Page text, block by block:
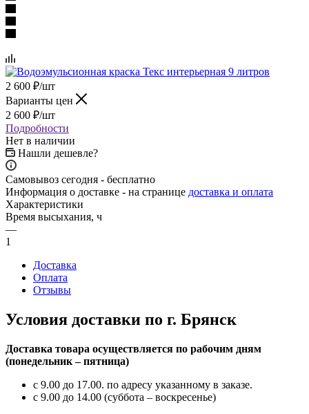
2 600 ₽/шт
Варианты цен
2 600 ₽/шт
Подробности
Нет в наличии
Нашли дешевле?
Самовывоз сегодня - бесплатно
Информация о доставке - на странице доставка и оплата
Характеристики
Время высыхания, ч
—
1
Доставка
Оплата
Отзывы
Условия доставки по г. Брянск
Доставка товара осуществляется по рабочим дням
(понедельник – пятница)
с 9.00 до 17.00. по адресу указанному в заказе.
с 9.00 до 14.00 (суббота – воскресенье)